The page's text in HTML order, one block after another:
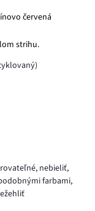
červená
strihu.
nebieliť,
farbami,